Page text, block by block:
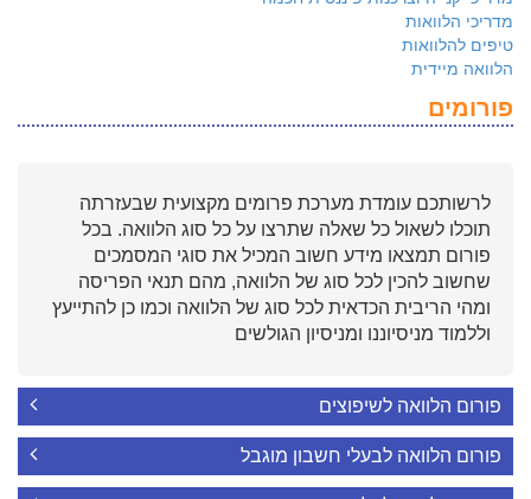
מדריכי הלוואות
טיפים להלוואות
הלוואה מיידית
פורומים
לרשותכם עומדת מערכת פרומים מקצועית שבעזרתה
תוכלו לשאול כל שאלה שתרצו על כל סוג הלוואה. בכל
פורום תמצאו מידע חשוב המכיל את סוגי המסמכים
שחשוב להכין לכל סוג של הלוואה, מהם תנאי הפריסה
ומהי הריבית הכדאית לכל סוג של הלוואה וכמו כן להתייעץ
וללמוד מניסיוננו ומניסיון הגולשים
פורום הלוואה לשיפוצים
פורום הלוואה לבעלי חשבון מוגבל